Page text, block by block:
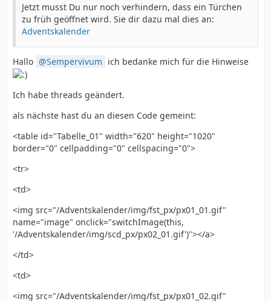
Jetzt musst Du nur noch verhindern, dass ein Türchen
zu früh geöffnet wird. Sie dir dazu mal dies an:
Adventskalender
Hallo Sempervivum ich bedanke mich für die Hinweise
Ich habe threads geändert.
als nächste hast du an diesen Code gemeint:
<table id="Tabelle_01" width="620" height="1020"
border="0" cellpadding="0" cellspacing="0">
<tr>
<td>
<img src="/Adventskalender/img/fst_px/px01_01.gif"
name="image" onclick="switchImage(this,
'/Adventskalender/img/scd_px/px02_01.gif')"></a>
</td>
<td>
<img src="/Adventskalender/img/fst_px/px01_02.gif"